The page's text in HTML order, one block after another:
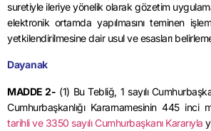
suretiyle ileriye yönelik olarak gözetim
elektronik ortamda yapılmasını teminen
yetkilendirilmesine dair usul ve esasları
Dayanak
MADDE 2- (1) Bu Tebliğ, 1 sayılı
Cumhurbaşkanlığı Kararnamesinin 445 inci
tarihli ve 3350 sayılı Cumhurbaşkanı Kararıyla